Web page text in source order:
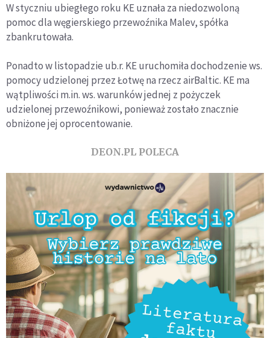
W styczniu ubiegłego roku KE uznała za niedozwoloną
pomoc dla węgierskiego przewoźnika Malev, spółka
zbankrutowała.
Ponadto w listopadzie ub.r. KE uruchomiła dochodzenie ws.
pomocy udzielonej przez Łotwę na rzecz airBaltic. KE ma
wątpliwości m.in. ws. warunków jednej z pożyczek
udzielonej przewoźnikowi, ponieważ zostało znacznie
obniżone jej oprocentowanie.
DEON.PL POLECA